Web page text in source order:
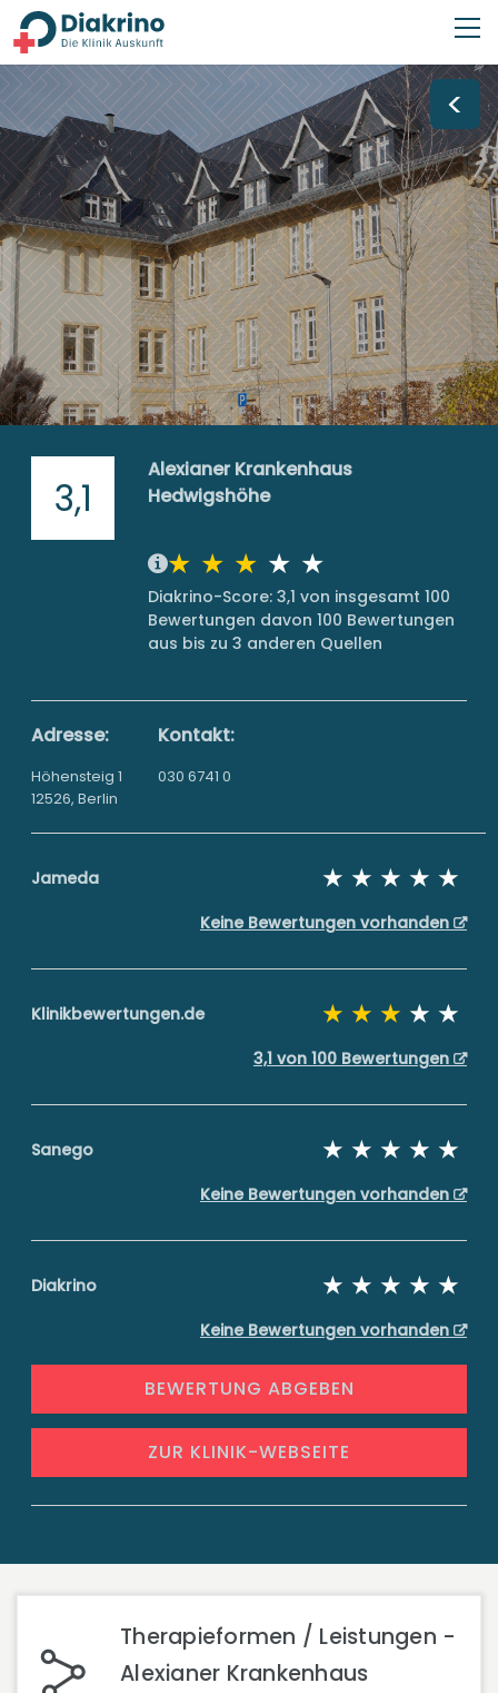
<
3,1
Alexianer Krankenhaus
Hedwigshöhe
Diakrino-Score: 3,1 von insgesamt 100
Bewertungen davon 100 Bewertungen
aus bis zu 3 anderen Quellen
Adresse:
Höhensteig 1
12526, Berlin
Kontakt:
030 6741 0
Jameda
Keine Bewertungen vorhanden
Klinikbewertungen.de
3,1 von 100 Bewertungen
Sanego
Keine Bewertungen vorhanden
Diakrino
Keine Bewertungen vorhanden
BEWERTUNG ABGEBEN
ZUR KLINIK-WEBSEITE
Therapieformen / Leistungen -
Alexianer Krankenhaus